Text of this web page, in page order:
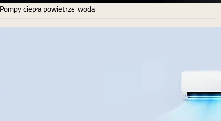
Pompy ciepła powietrze-woda